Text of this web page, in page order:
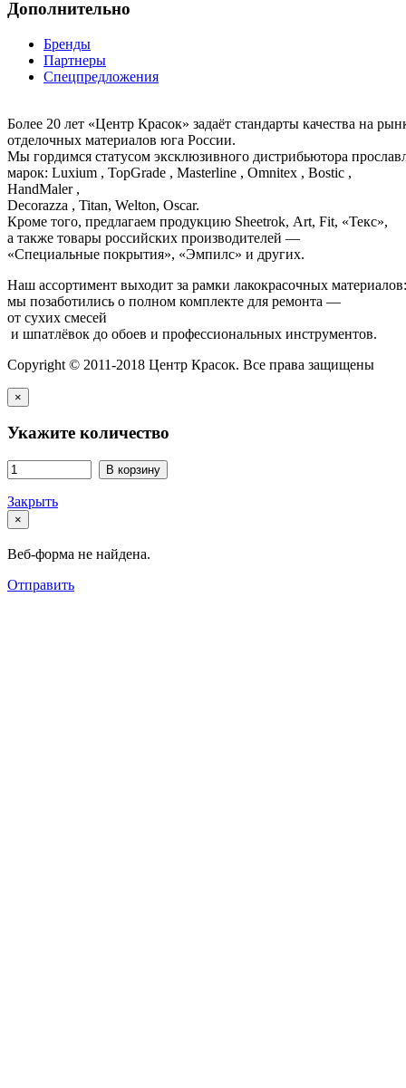
Дополнительно
Бренды
Партнеры
Спецпредложения
Более 20 лет «Центр Красок» задаёт стандарты качества на
отделочных материалов юга России.
Мы гордимся статусом эксклюзивного дистрибьютора
марок: Luxium , TopGrade , Masterline , Omnitex , Bostic ,
HandMaler ,
Decorazza , Titan, Welton, Oscar.
Кроме того, предлагаем продукцию Sheetrok, Art, Fit, «Текс»,
а также товары российских производителей —
«Специальные покрытия», «Эмпилс» и других.
Наш ассортимент выходит за рамки лакокрасочных
мы позаботились о полном комплекте для ремонта —
от сухих смесей
и шпатлёвок до обоев и профессиональных инструментов.
Copyright © 2011-2018 Центр Красок. Все права защищены
×
Укажите количество
В корзину
Закрыть
×
Веб-форма не найдена.
Отправить